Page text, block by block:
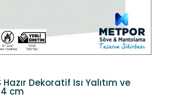
Dekoratif Isı Yalıtım ve
cm